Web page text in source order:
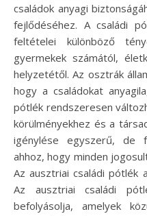
családok anyagi
fejlődéséhez. A családi
feltételei különböző
gyermekek számától,
helyzetétől. Az osztrák
hogy a családokat
pótlék rendszeresen
körülményekhez és a
igénylése egyszerű, de
ahhoz, hogy minden
Az ausztriai családi pótlék
Az ausztriai családi
befolyásolja, amelyek